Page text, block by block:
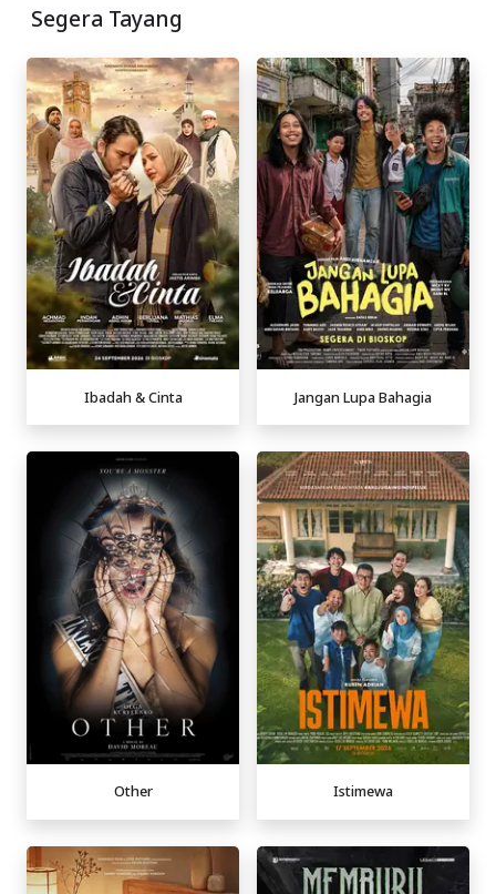
Segera Tayang
Ibadah & Cinta Jangan Lupa Bahagia
Other Istimewa